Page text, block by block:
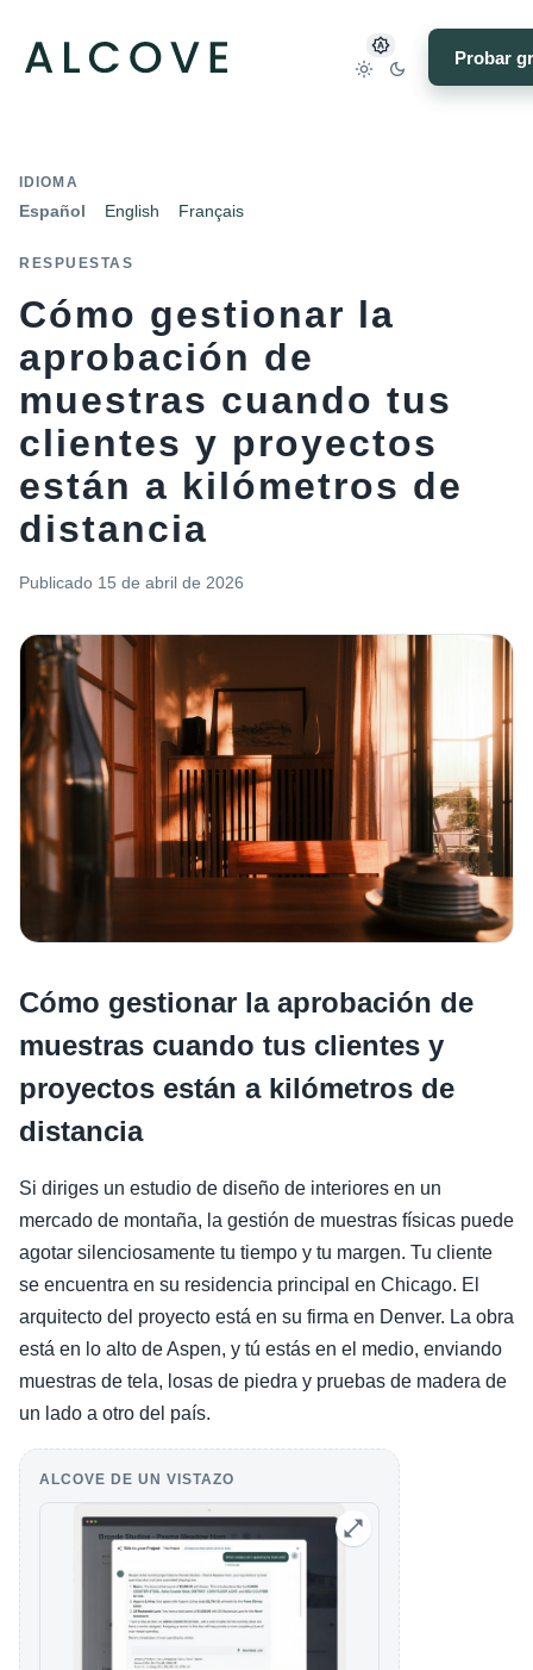
Probar
IDIOMA
Español English Français
RESPUESTAS
Cómo gestionar la
aprobación de
muestras cuando tus
clientes y proyectos
están a kilómetros de
distancia
Publicado 15 de abril de 2026
Cómo gestionar la aprobación de
muestras cuando tus clientes y
proyectos están a kilómetros de
distancia
Si diriges un estudio de diseño de interiores en un
mercado de montaña, la gestión de muestras físicas puede
agotar silenciosamente tu tiempo y tu margen. Tu cliente
se encuentra en su residencia principal en Chicago. El
arquitecto del proyecto está en su firma en Denver. La obra
está en lo alto de Aspen, y tú estás en el medio, enviando
muestras de tela, losas de piedra y pruebas de madera de
un lado a otro del país.
ALCOVE DE UN VISTAZO